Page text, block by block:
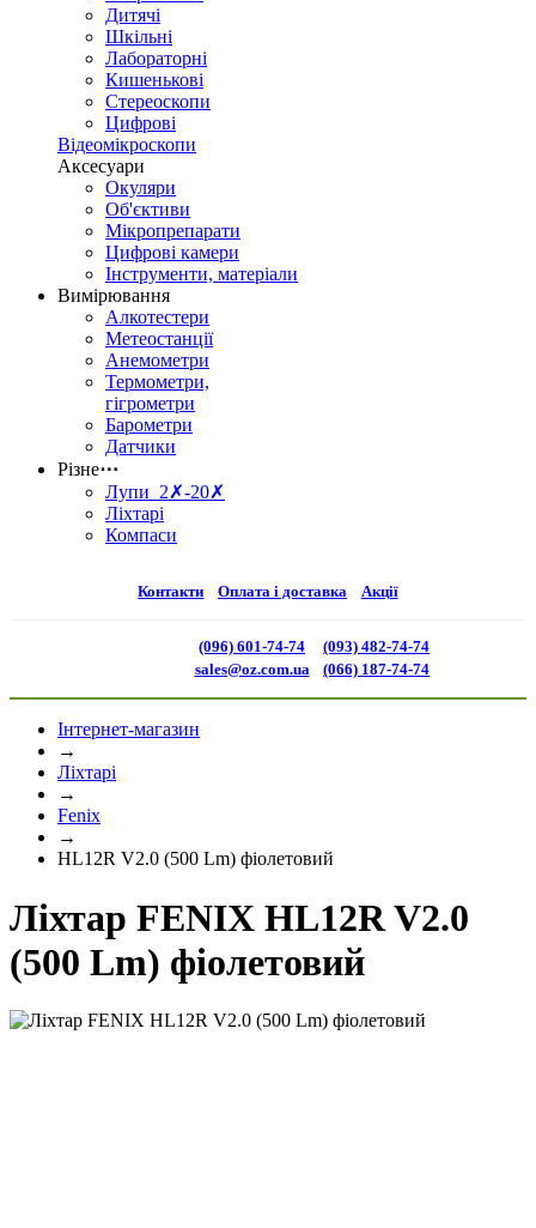
Дитячі
Шкільні
Лабораторні
Кишенькові
Стереоскопи
Цифрові
Відеомікроскопи
Аксесуари
Окуляри
Об'єктиви
Мікропрепарати
Цифрові камери
Інструменти, матеріали
Вимірювання
Алкотестери
Метеостанції
Анемометри
Термометри,
гігрометри
Барометри
Датчики
Різне⋯
Лупи 2✗-20✗
Ліхтарі
Компаси
Контакти Оплата і доставка Акції
(096) 601-74-74
sales@oz.com.ua
(093) 482-74-74
(066) 187-74-74
Інтернет-магазин
→
Ліхтарі
→
Fenix
→
HL12R V2.0 (500 Lm) фіолетовий
Ліхтар FENIX HL12R V2.0
(500 Lm) фіолетовий